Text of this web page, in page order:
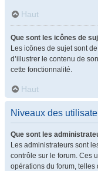
Haut
Que sont les icônes de
Les icônes de sujet sont
d’illustrer le contenu de
cette fonctionnalité.
Haut
Niveaux des
Que sont les
Les administrateurs sont
contrôle sur le forum. Ces
opérations du forum, telles